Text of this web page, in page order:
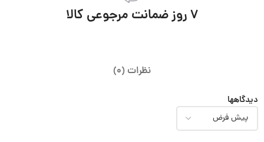
7 روز ضمانت مرجوعی کالا
نظرات (0)
دیدگاهها